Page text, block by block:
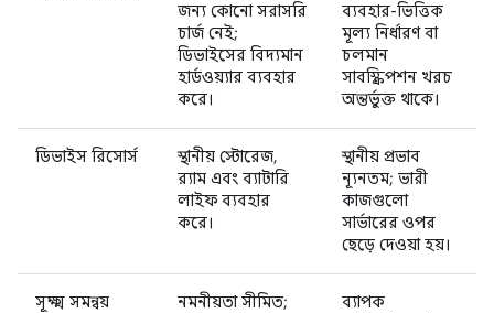
জন্য কোনো সরাসরি
চার্জ নেই;
ডিভাইসের বিদ্যমান
হার্ডওয়্যার ব্যবহার
করে।
ব্যবহার-ভিত্তিক
মূল্য নির্ধারণ বা
চলমান
সাবস্ক্রিপশন খরচ
অন্তর্ভুক্ত থাকে।
ডিভাইস রিসোর্স
স্থানীয় স্টোরেজ,
র‍্যাম এবং ব্যাটারি
লাইফ ব্যবহার
করে।
স্থানীয় প্রভাব
ন্যূনতম; ভারী
কাজগুলো
সার্ভারের ওপর
ছেড়ে দেওয়া হয়।
সূক্ষ্ম সমন্বয়
নমনীয়তা সীমিত;
ব্যাপক